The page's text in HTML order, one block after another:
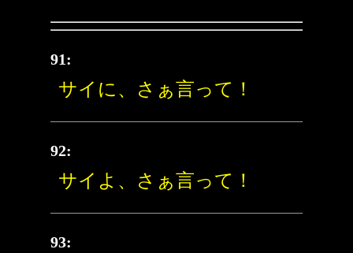
91:
サイに、さぁ言って！
92:
サイよ、さぁ言って！
93: